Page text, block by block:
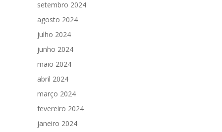
setembro 2024
agosto 2024
julho 2024
junho 2024
maio 2024
abril 2024
março 2024
fevereiro 2024
janeiro 2024